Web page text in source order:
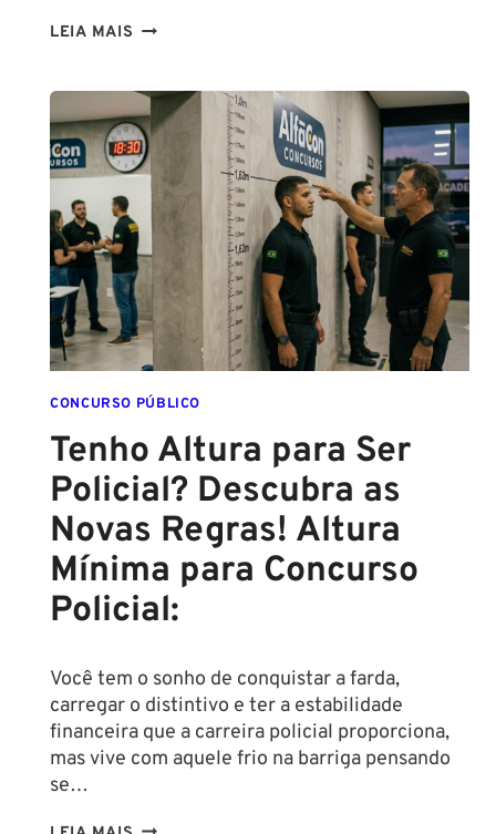
LEIA MAIS CONCURSOS
PMPE
2026:
ATÉ
FINAL
DESTE
ANO!
CONCURSO PÚBLICO
Tenho Altura para Ser
Policial? Descubra as
Novas Regras! Altura
Mínima para Concurso
Policial:
Você tem o sonho de conquistar a farda,
carregar o distintivo e ter a estabilidade
financeira que a carreira policial proporciona,
mas vive com aquele frio na barriga pensando
se…